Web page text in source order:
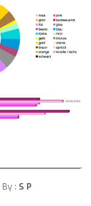
By : S P